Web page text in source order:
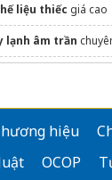
liệu thiếc giá cao
lạnh âm trần
giá tận gốc
hiệu
OCOP